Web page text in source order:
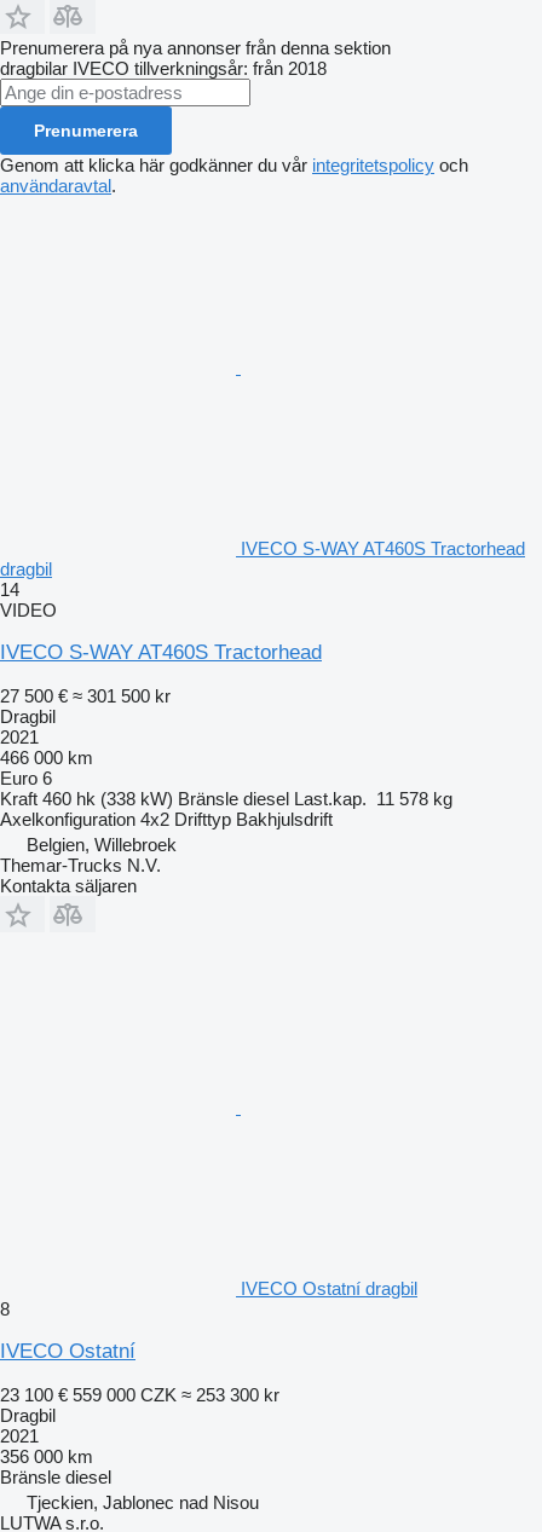
Prenumerera på nya annonser från denna sektion
dragbilar IVECO tillverkningsår: från 2018
Prenumerera
Genom att klicka här godkänner du vår integritetspolicy och
användaravtal.
IVECO S-WAY AT460S Tractorhead
dragbil
14
VIDEO
IVECO S-WAY AT460S Tractorhead
27 500 € ≈ 301 500 kr
Dragbil
2021
466 000 km
Euro 6
Kraft 460 hk (338 kW) Bränsle diesel Last.kap. 11 578 kg
Axelkonfiguration 4x2 Drifttyp Bakhjulsdrift
Belgien, Willebroek
Themar-Trucks N.V.
Kontakta säljaren
IVECO Ostatní dragbil
8
IVECO Ostatní
23 100 € 559 000 CZK ≈ 253 300 kr
Dragbil
2021
356 000 km
Bränsle diesel
Tjeckien, Jablonec nad Nisou
LUTWA s.r.o.